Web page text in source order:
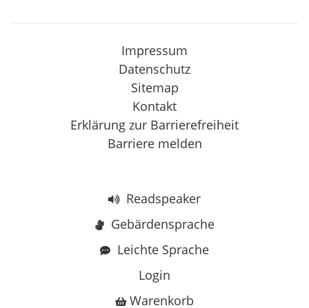
Impressum
Datenschutz
Sitemap
Kontakt
Erklärung zur Barrierefreiheit
Barriere melden
Readspeaker
Gebärdensprache
Leichte Sprache
Login
Warenkorb